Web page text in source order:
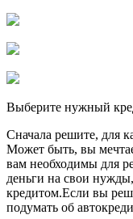
Выберите нужный
Сначала решите, для
Может быть, вы
вам необходимы для
деньги на свои
кредитом.Если вы
подумать об